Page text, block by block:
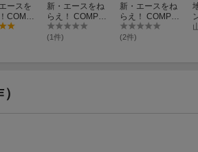
ースを
COMP
BOO
新・エースをね
らえ！ COMPLE
TE DVD BOOK
Vol.2（第2巻）
(1件)
新・エースをね
らえ！ COMPLE
TE DVD BOOK
Vol.1（第1巻）
(2件)